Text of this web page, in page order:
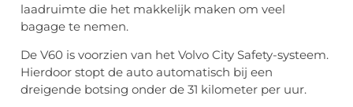
laadruimte die het makkelijk maken om veel
bagage te nemen.
De V60 is voorzien van het Volvo City Safety-systeem.
Hierdoor stopt de auto automatisch bij een
dreigende botsing onder de 31 kilometer per uur.